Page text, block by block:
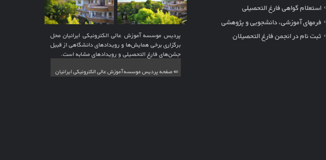
پردیس موسسه آموزش عالی الکترونیکی ایرانیان محل
برگزاری برخی همایش‌ها و رویدادهای دانشگاهی از قبیل
جشن‌های فارغ التحصیلی و رویدادهای مشابه است.
⇚ صفحه پردیس موسسه آموزش عالی الکترونیکی ایرانیان
استعلام گواهی فارغ التحصیلی
فرمهای آموزشی، دانشجویی و پژوهشی
ثبت نام در انجمن فارغ التحصیلان